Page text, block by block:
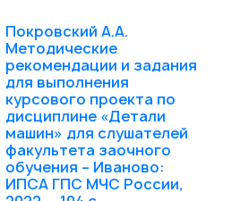
Покровский А.А.
Методические
рекомендации и задания
для выполнения
курсового проекта по
дисциплине «Детали
машин» для слушателей
факультета заочного
обучения – Иваново:
ИПСА ГПС МЧС России,